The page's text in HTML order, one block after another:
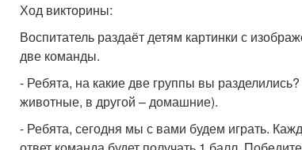
Ход викторины:
Воспитатель раздаёт детям картинки с
две команды.
- Ребята, на какие две группы вы
животные, в другой – домашние).
- Ребята, сегодня мы с вами будем играть.